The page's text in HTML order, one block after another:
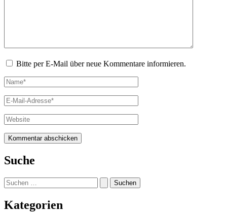
Bitte per E-Mail über neue Kommentare informieren.
Name*
E-
Mail-
Adresse*
Website
Suche
Suchen
nach:
Kategorien